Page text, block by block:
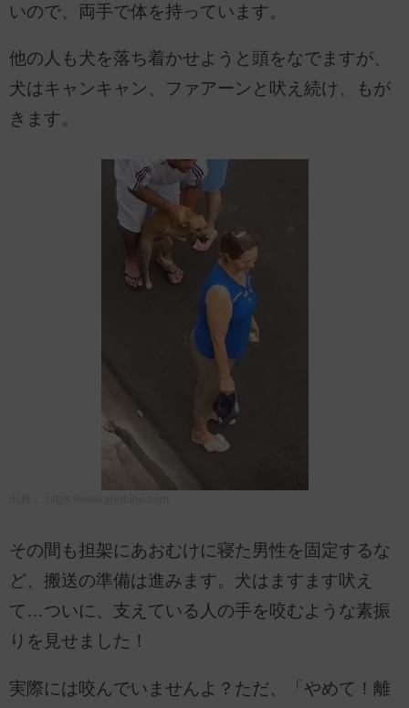
いので、両手で体を持っています。
他の人も犬を落ち着かせようと頭をなでますが、
犬はキャンキャン、ファアーンと吠え続け、もが
きます。
その間も担架にあおむけに寝た男性を固定するな
ど、搬送の準備は進みます。犬はますます吠え
て…ついに、支えている人の手を咬むような素振
りを見せました！
実際には咬んでいませんよ？ただ、「やめて！離